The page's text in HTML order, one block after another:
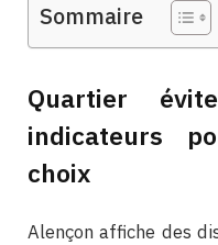
Sommaire
Quartier
indicateurs
choix
Alençon affiche des